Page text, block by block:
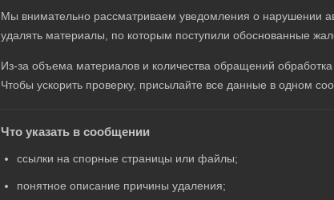
Мы внимательно рассматриваем уведомления о нарушении
удалять материалы, по которым поступили обоснованные
Из-за объема материалов и количества обращений
Чтобы ускорить проверку, присылайте все данные в одном
Что указать в сообщении
ссылки на спорные страницы или файлы;
понятное описание причины удаления;